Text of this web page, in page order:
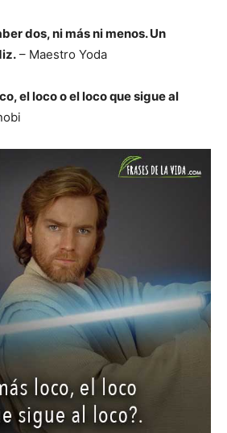
dos, ni más ni menos. Un
– Maestro Yoda
el loco o el loco que sigue al